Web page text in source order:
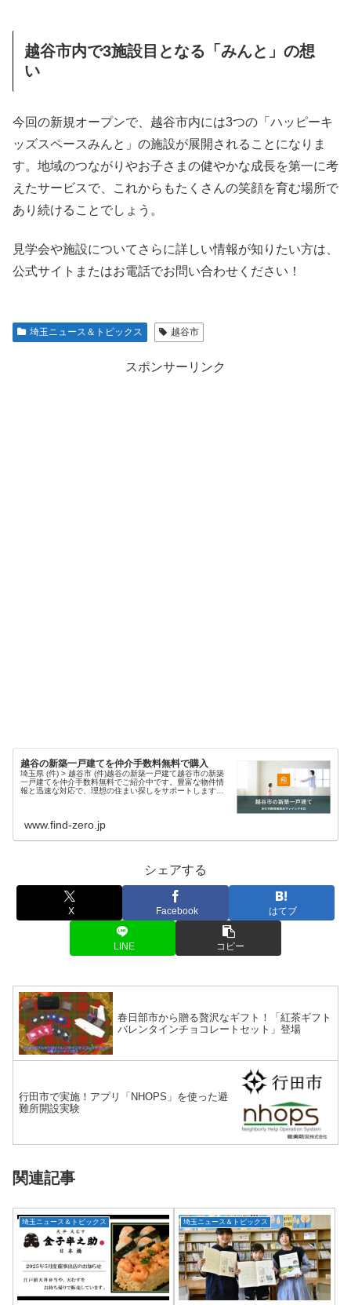
越谷市内で3施設目となる「みんと」の想
い
今回の新規オープンで、越谷市内には3つの「ハッピーキ
ッズスペースみんと」の施設が展開されることになりま
す。地域のつながりやお子さまの健やかな成長を第一に考
えたサービスで、これからもたくさんの笑顔を育む場所で
あり続けることでしょう。
見学会や施設についてさらに詳しい情報が知りたい方は、
公式サイトまたはお電話でお問い合わせください！
埼玉ニュース＆トピックス 越谷市
スポンサーリンク
越谷の新築一戸建てを仲介手数料無料で購入
埼玉県 (件) > 越谷市 (件)越谷の新築一戸建て越谷市の新築
一戸建てを仲介手数料無料でご紹介中です。豊富な物件情
報と迅速な対応で、理想の住まい探しをサポートします。
www.find-zero.jp
シェアする
X Facebook はてブ
LINE コピー
春日部市から贈る贅沢なギフト！「紅茶ギフト
バレンタインチョコレートセット」登場
行田市で実施！アプリ「NHOPS」を使った避
難所開設実験
関連記事
埼玉ニュース＆トピックス 埼玉ニュース＆トピックス